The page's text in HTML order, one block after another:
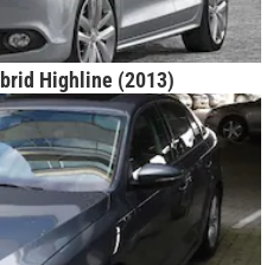
Highline (2013)